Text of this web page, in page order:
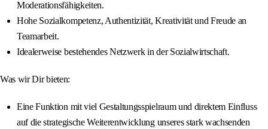
Moderationsfähigkeiten.
Hohe Sozialkompetenz, Authentizität, Kreativität und Freude an
Teamarbeit.
Idealerweise bestehendes Netzwerk in der Sozialwirtschaft.
Was wir Dir bieten:
Eine Funktion mit viel Gestaltungsspielraum und direktem Einfluss
auf die strategische Weiterentwicklung unseres stark wachsenden